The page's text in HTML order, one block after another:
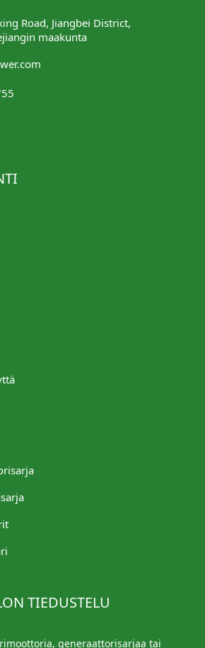
Road, Jiangbei District,
maakunta
TIEDUSTELU
generaattorisarjaa tai